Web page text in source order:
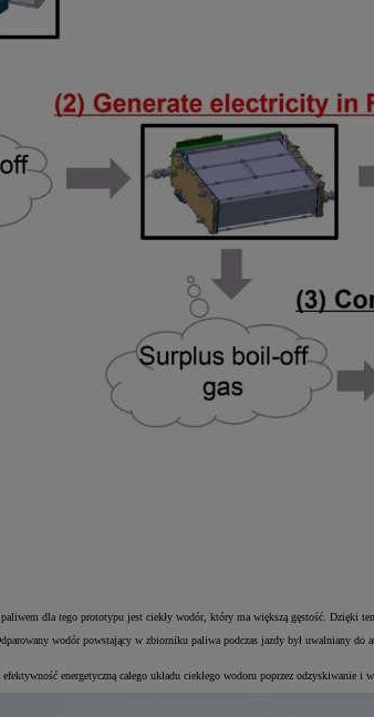
dla tego prototypu jest ciekły wodór, który ma większą gęstość. Dzięki
wodór powstający w zbiorniku paliwa podczas jazdy był uwalniany
energetyczną całego układu ciekłego wodoru poprzez odzyskiwanie i